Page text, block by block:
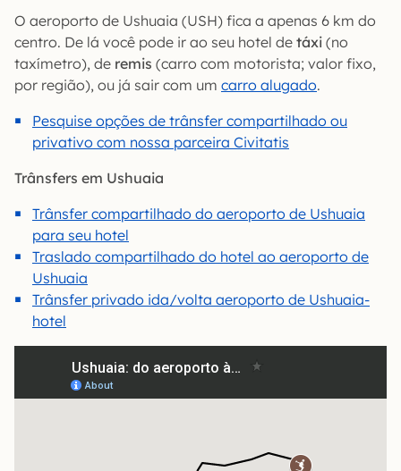
O aeroporto de Ushuaia (USH) fica a apenas 6 km do
centro. De lá você pode ir ao seu hotel de táxi (no
taxímetro), de remis (carro com motorista; valor fixo,
por região), ou já sair com um carro alugado.
Pesquise opções de trânsfer compartilhado ou
privativo com nossa parceira Civitatis
Trânsfers em Ushuaia
Trânsfer compartilhado do aeroporto de Ushuaia
para seu hotel
Traslado compartilhado do hotel ao aeroporto de
Ushuaia
Trânsfer privado ida/volta aeroporto de Ushuaia-
hotel